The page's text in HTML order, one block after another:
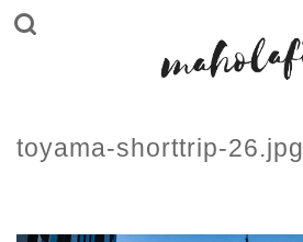
toyama-shorttrip-26.jpg